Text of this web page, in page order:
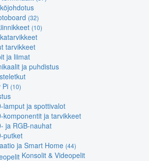
(32)
(10)
tarvikkeet
ja liimat
ja puhdistus
Pi (10)
lamput ja spottivalot
komponentit ja tarvikkeet
ja RGB-nauhat
putket
ja Smart Home (44)
Konsolit & Videopelit